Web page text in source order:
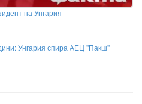
на Унгария
Унгария спира АЕЦ "Пакш"